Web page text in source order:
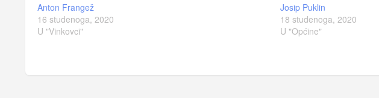
Anton Frangež
16 studenoga, 2020
U "Vinkovci"
Josip Puklin
18 studenoga, 2020
U "Općine"